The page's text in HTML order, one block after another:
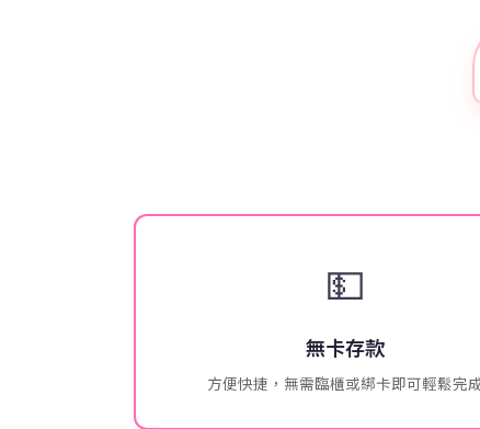
💵
無卡存款
方便快捷，無需臨櫃或綁卡即可輕鬆完